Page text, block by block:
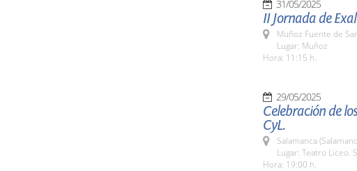
31/05/2025
II Jornada de
Muñoz Fuente de
Lugar: Muñoz
Hora: 11:15 h.
29/05/2025
Celebración de
CyL.
Salamanca
Lugar: Teatro Liceo.
Hora: 19:00 h.